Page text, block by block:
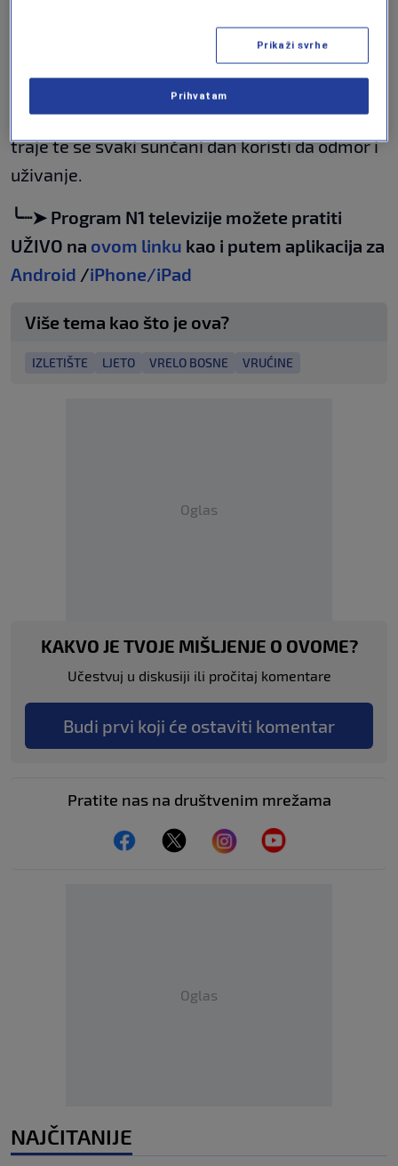
Većina zna da sarajevsko ljeto relativno kratko
traje te se svaki sunčani dan koristi da odmor i
uživanje.
╰┈➤ Program N1 televizije možete pratiti
UŽIVO na ovom linku kao i putem aplikacija za
Android /iPhone/iPad
Više tema kao što je ova?
IZLETIŠTE LJETO VRELO BOSNE VRUĆINE
Oglas
KAKVO JE TVOJE MIŠLJENJE O OVOME?
Učestvuj u diskusiji ili pročitaj komentare
Budi prvi koji će ostaviti komentar
Pratite nas na društvenim mrežama
Oglas
NAJČITANIJE
Prikaži svrhe
Prihvatam